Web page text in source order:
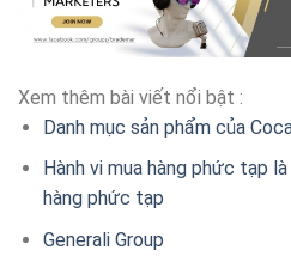
Xem thêm bài viết nổi bật :
Danh mục sản phẩm của
Hành vi mua hàng phức tạp
hàng phức tạp
Generali Group